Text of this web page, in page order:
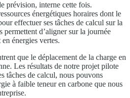
prévision, interne cette fois.
énergétiques horaires dont le
effectuer ses tâches de calcul sur la
permettent d’aligner sur la journée
énergies vertes.
que le déplacement de la charge en
Les résultats de notre projet pilote
tâches de calcul, nous pouvons
à faible teneur en carbone que nous